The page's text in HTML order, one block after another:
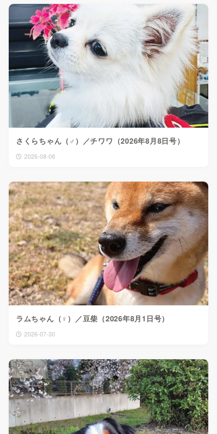
さくらちゃん（♂）／チワワ（2026年8月8日号）
2026-08-06
ラムちゃん（♀）／豆柴（2026年8月1日号）
2026-07-30